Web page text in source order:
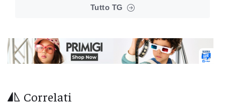
Tutto TG
Correlati